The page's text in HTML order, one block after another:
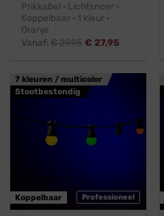
Prikkabel · Lichtsnoer ·
Koppelbaar · 1 kleur ·
Oranje
Vanaf:€29,95 € 27,95
7 kleuren / multicolor
Stootbestendig
Professioneel
Koppelbaar